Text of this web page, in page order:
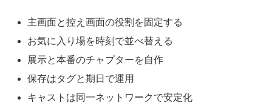
主画面と控え画面の役割を固定する
お気に入り場を時刻で並べ替える
展示と本番のチャプターを自作
保存はタグと期日で運用
キャストは同一ネットワークで安定化